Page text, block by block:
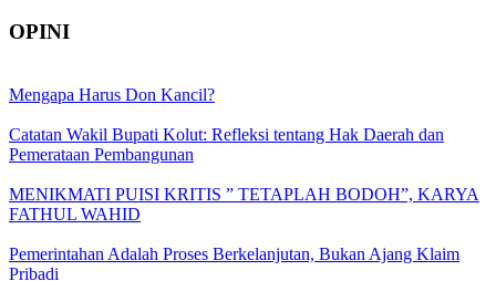
OPINI
Mengapa Harus Don Kancil?
Catatan Wakil Bupati Kolut: Refleksi tentang Hak Daerah dan
Pemerataan Pembangunan
MENIKMATI PUISI KRITIS ” TETAPLAH BODOH”, KARYA
FATHUL WAHID
Pemerintahan Adalah Proses Berkelanjutan, Bukan Ajang Klaim
Pribadi